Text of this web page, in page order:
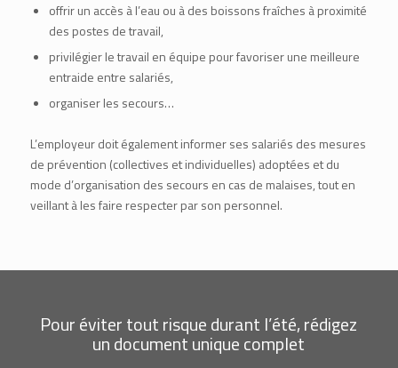
offrir un accès à l’eau ou à des boissons fraîches à proximité
des postes de travail,
privilégier le travail en équipe pour favoriser une meilleure
entraide entre salariés,
organiser les secours…
L’employeur doit également informer ses salariés des mesures
de prévention (collectives et individuelles) adoptées et du
mode d’organisation des secours en cas de malaises, tout en
veillant à les faire respecter par son personnel.
Pour éviter tout risque durant l’été, rédigez
un document unique complet